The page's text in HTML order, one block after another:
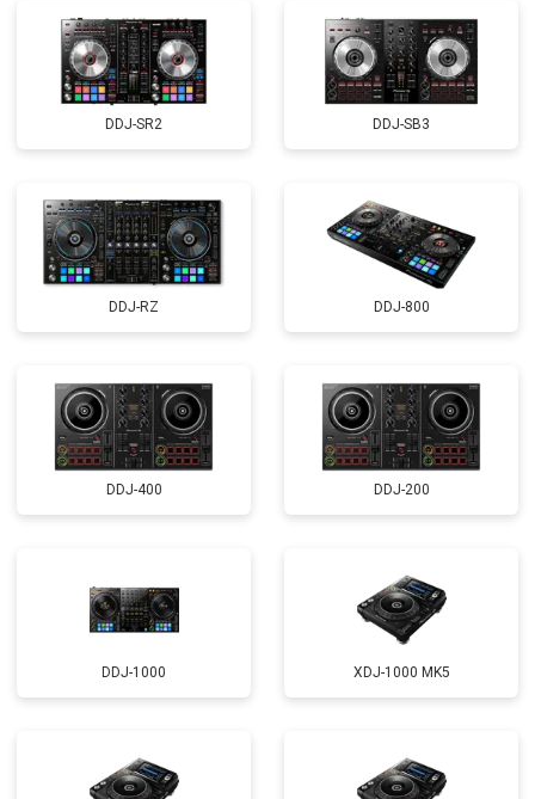
DDJ-SR2 DDJ-SB3
DDJ-RZ DDJ-800
DDJ-400 DDJ-200
DDJ-1000 XDJ-1000 MK5